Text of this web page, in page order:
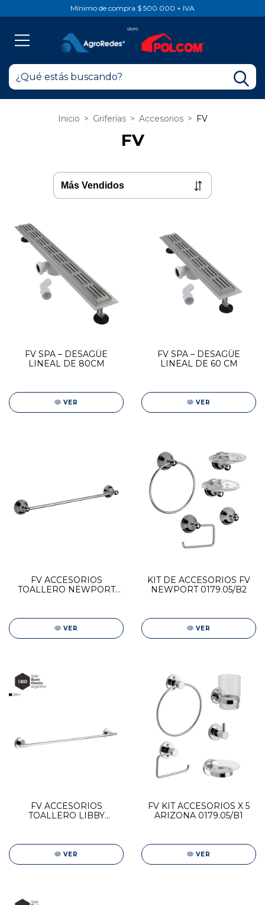
Mínimo de compra $ 500.000 + IVA
Inicio > Griferías > Accesorios > FV
FV
FV SPA – DESAGÜE
LINEAL DE 80CM
VER
FV SPA – DESAGÜE
LINEAL DE 60 CM
VER
FV ACCESORIOS
TOALLERO NEWPORT
VER
KIT DE ACCESORIOS FV
NEWPORT 0179.05/B2
VER
FV ACCESORIOS
TOALLERO LIBBY
VER
FV KIT ACCESORIOS X 5
ARIZONA 0179.05/B1
VER